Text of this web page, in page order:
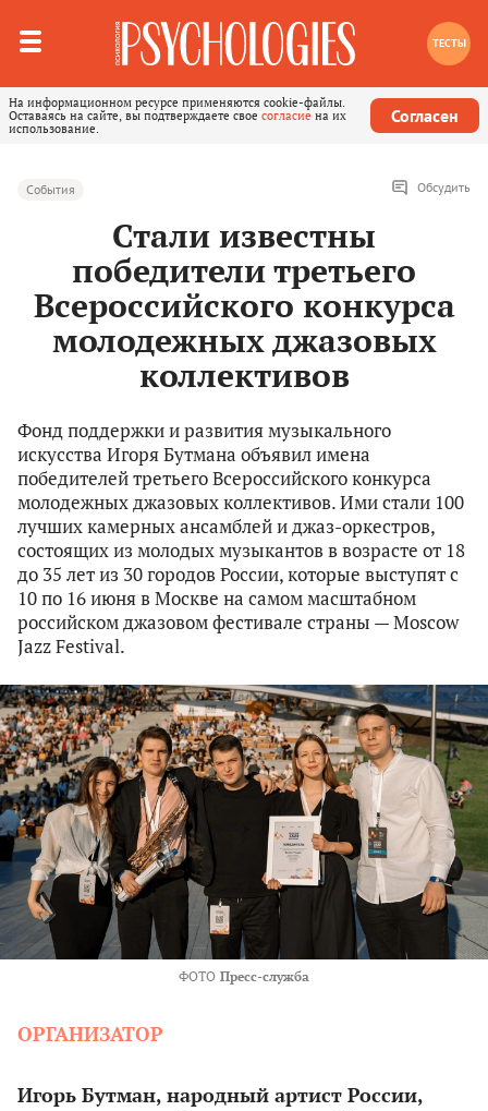
ТЕСТЫ
На информационном ресурсе применяются cookie-файлы.
Оставаясь на сайте, вы подтверждаете свое согласие на их
использование.
Согласен
События Обсудить
Стали известны
победители третьего
Всероссийского конкурса
молодежных джазовых
коллективов
Фонд поддержки и развития музыкального
искусства Игоря Бутмана объявил имена
победителей третьего Всероссийского конкурса
молодежных джазовых коллективов. Ими стали 100
лучших камерных ансамблей и джаз-оркестров,
состоящих из молодых музыкантов в возрасте от 18
до 35 лет из 30 городов России, которые выступят с
10 по 16 июня в Москве на самом масштабном
российском джазовом фестивале страны — Moscow
Jazz Festival.
ФОТО Пресс-служба
ОРГАНИЗАТОР
Игорь Бутман, народный артист России,